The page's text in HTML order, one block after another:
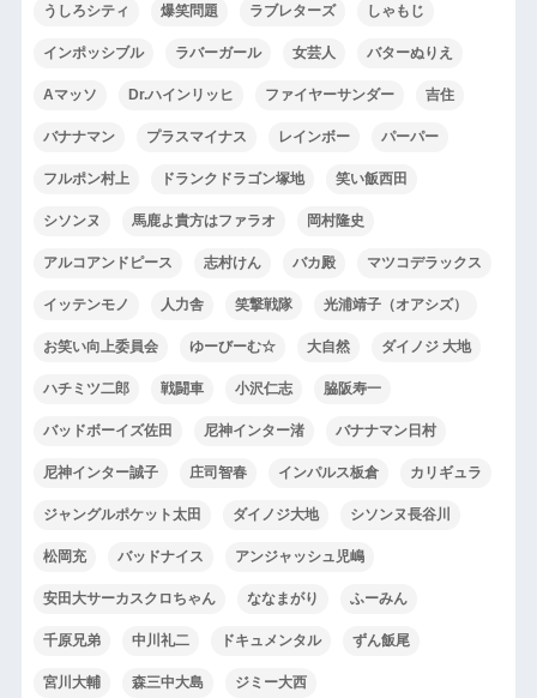
うしろシティ 爆笑問題 ラブレターズ しゃもじ
インポッシブル ラバーガール 女芸人 バターぬりえ
Aマッソ Dr.ハインリッヒ ファイヤーサンダー 吉住
バナナマン プラスマイナス レインボー パーパー
フルポン村上 ドランクドラゴン塚地 笑い飯西田
シソンヌ 馬鹿よ貴方はファラオ 岡村隆史
アルコアンドピース 志村けん バカ殿 マツコデラックス
イッテンモノ 人力舎 笑撃戦隊 光浦靖子（オアシズ）
お笑い向上委員会 ゆーびーむ☆ 大自然 ダイノジ 大地
ハチミツ二郎 戦闘車 小沢仁志 脇阪寿一
バッドボーイズ佐田 尼神インター渚 バナナマン日村
尼神インター誠子 庄司智春 インパルス板倉 カリギュラ
ジャングルポケット太田 ダイノジ大地 シソンヌ長谷川
松岡充 バッドナイス アンジャッシュ児嶋
安田大サーカスクロちゃん ななまがり ふーみん
千原兄弟 中川礼二 ドキュメンタル ずん飯尾
宮川大輔 森三中大島 ジミー大西